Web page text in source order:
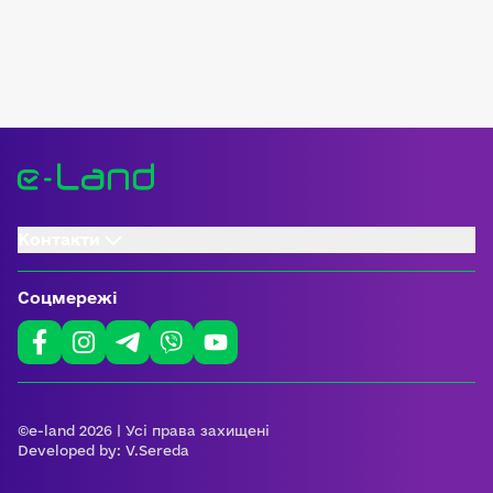
Соцмережі
©e-land 2026 | Усі права захищені
Developed by: V.Sereda